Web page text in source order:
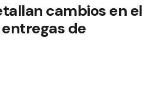
cambios en el
de